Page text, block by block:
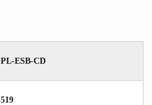
PL-ESB-CD
519